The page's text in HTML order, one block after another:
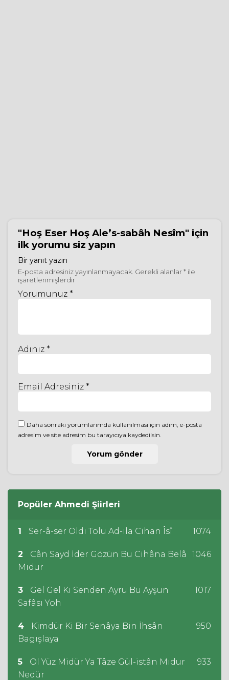
"Hoş Eser Hoş Ale’s-sabâh Nesîm" için
ilk yorumu siz yapın
Bir yanıt yazın
E-posta adresiniz yayınlanmayacak. Gerekli alanlar* ile
işaretlenmişlerdir
Yorumunuz *
Adınız *
Email Adresiniz *
Daha sonraki yorumlarımda kullanılması için adım, e-posta
adresim ve site adresim bu tarayıcıya kaydedilsin.
Popüler Ahmedi Şiirleri
1 Ser-â-ser Oldı Tolu Ad-ıla Cihan Îsî 1074
2
Cân Sayd İder Gözün Bu Cihâna Belâ
Mıdur
1046
3
Gel Gel Ki Senden Ayru Bu Ayşun
Safâsı Yoh
1017
4
Kimdür Ki Bir Senâya Bin İhsân
Bagışlaya
950
5
Ol Yüz Midür Ya Tâze Gül-istân Mıdur
Nedür
933